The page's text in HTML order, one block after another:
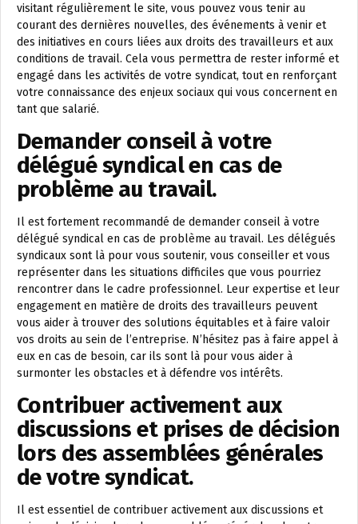
visitant régulièrement le site, vous pouvez vous tenir au
courant des dernières nouvelles, des événements à venir et
des initiatives en cours liées aux droits des travailleurs et aux
conditions de travail. Cela vous permettra de rester informé et
engagé dans les activités de votre syndicat, tout en renforçant
votre connaissance des enjeux sociaux qui vous concernent en
tant que salarié.
Demander conseil à votre
délégué syndical en cas de
problème au travail.
Il est fortement recommandé de demander conseil à votre
délégué syndical en cas de problème au travail. Les délégués
syndicaux sont là pour vous soutenir, vous conseiller et vous
représenter dans les situations difficiles que vous pourriez
rencontrer dans le cadre professionnel. Leur expertise et leur
engagement en matière de droits des travailleurs peuvent
vous aider à trouver des solutions équitables et à faire valoir
vos droits au sein de l’entreprise. N’hésitez pas à faire appel à
eux en cas de besoin, car ils sont là pour vous aider à
surmonter les obstacles et à défendre vos intérêts.
Contribuer activement aux
discussions et prises de décision
lors des assemblées générales
de votre syndicat.
Il est essentiel de contribuer activement aux discussions et